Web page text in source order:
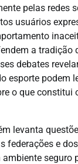
pelas redes
usuários
a tradição
debates
esporte podem
o que constitui
levanta
federações e
seguro